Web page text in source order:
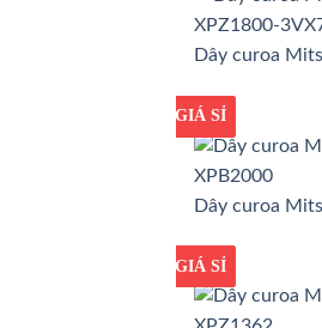
Dây curoa
GIÁ TỐT
GIÁ SỈ
Dây curoa
GIÁ TỐT
GIÁ SỈ